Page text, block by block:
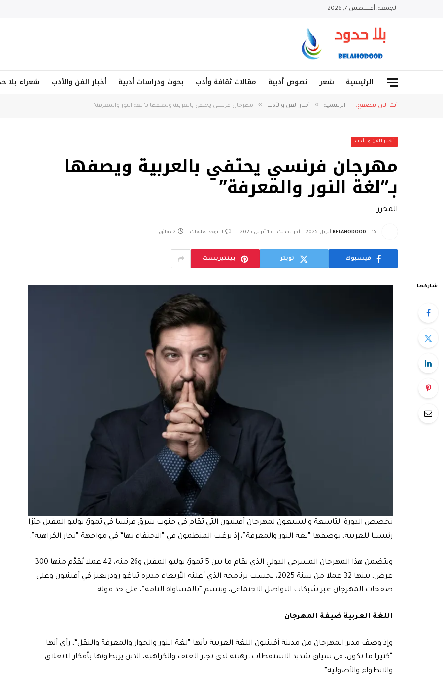
الجمعة, أغسطس 7, 2026
الرئيسية شعر نصوص أدبية مقالات ثقافة وأدب بحوث ودراسات أدبية أخبار الفن والأدب شعراء بلا
أنت الآن تتصفح: الرئيسية » أخبار الفن والأدب » مهرجان فرنسي يحتفي بالعربية ويصفها بـ”لغة النور والمعرفة”
أخبار الفن والأدب
مهرجان فرنسي يحتفي بالعربية ويصفها
بـ”لغة النور والمعرفة”
المحرر
BELAHODOOD 15 أبريل 2025 آخر تحديث: 15 أبريل 2025 لا توجد تعليقات 2 دقائق
فيسبوك تويتر بينتيريست
شاركها
تخصص الدورة التاسعة والسبعون لمهرجان أفينيون التي تقام في جنوب شرق فرنسا في تموز/ يوليو المقبل حيّزا
رئيسيا للعربية، بوصفها “لغة النور والمعرفة”، إذ يرغب المنظمون في “الاحتفاء بها” في مواجهة “تجار الكراهية”.
ويتضمن هذا المهرجان المسرحي الدولي الذي يقام ما بين 5 تموز/ يوليو المقبل و26 منه، 42 عملا يُقدَّم منها 300
عرض، بينها 32 عملا من سنة 2025، بحسب برنامجه الذي أعلنه الأربعاء مديره تياغو رودريغيز في أفينيون وعلى
صفحات المهرجان عبر شبكات التواصل الاجتماعي، ويتسم “بالمساواة التامة”، على حد قوله.
اللغة العربية ضيفة المهرجان
وإذ وصف مدير المهرجان من مدينة أفينيون اللغة العربية بأنها “لغة النور والحوار والمعرفة والنقل”، رأى أنها
“كثيرا ما تكون، في سياق شديد الاستقطاب، رهينة لدى تجار العنف والكراهية، الذين يربطونها بأفكار الانغلاق
والانطواء والأصولية”.